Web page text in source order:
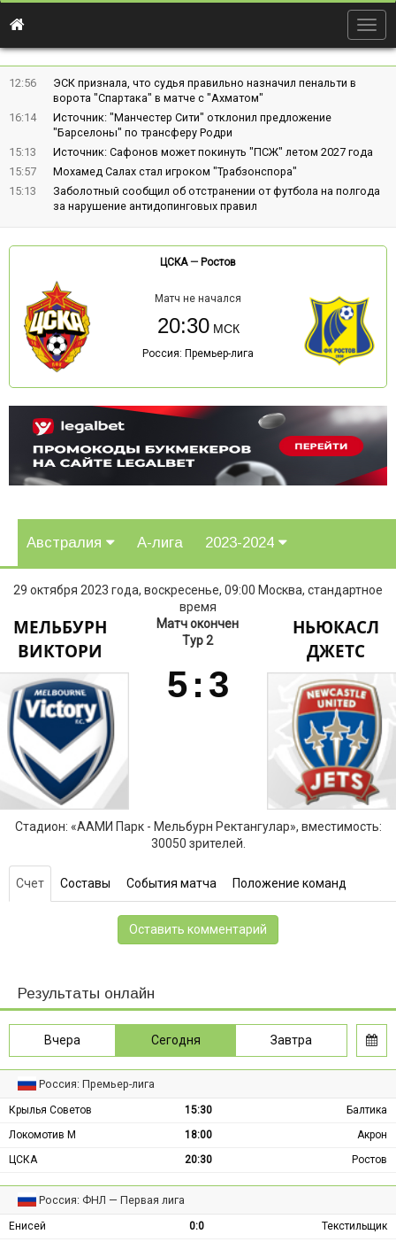
12:56
ЭСК признала, что судья правильно назначил пенальти в
ворота "Спартака" в матче с "Ахматом"
16:14
Источник: "Манчестер Сити" отклонил предложение
"Барселоны" по трансферу Родри
15:13
Источник: Сафонов может покинуть "ПСЖ" летом 2027 года
15:57
Мохамед Салах стал игроком "Трабзонспора"
15:13
Заболотный сообщил об отстранении от футбола на полгода
за нарушение антидопинговых правил
ЦСКА— Ростов
Матч не начался
20:30
Россия: Премьер-лига
Австралия А-лига 2023-2024
29 октября 2023 года, воскресенье, 09:00 Москва, стандартное
время
МЕЛЬБУРН
ВИКТОРИ
Матч окончен
Тур 2
5: 3
НЬЮКАСЛ
ДЖЕТС
Стадион: «ААМИ Парк - Мельбурн Ректангулар», вместимость:
30050 зрителей.
Счет Составы События матча Положение команд
Оставить комментарий
Результаты онлайн
Вчера Сегодня Завтра
Россия: Премьер-лига
Крылья Советов 15:30
Балтика
Локомотив М
18:00
Акрон
ЦСКА
20:30 Ростов
Россия: ФНЛ — Первая лига
Енисей 0:0
Текстильщик